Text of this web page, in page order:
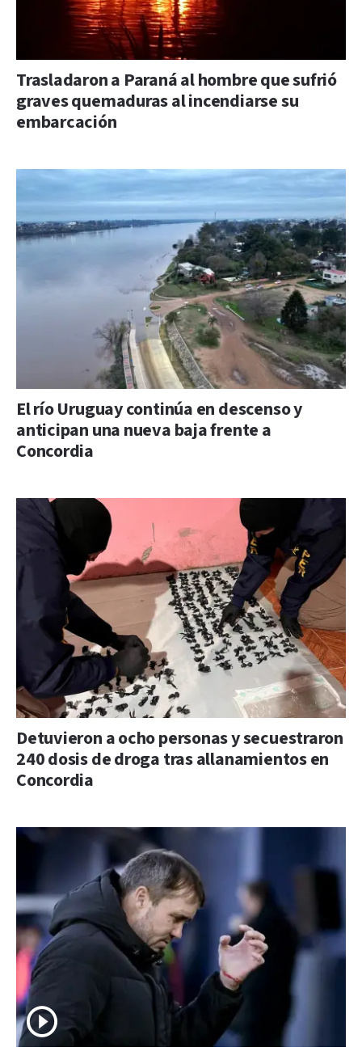
Trasladaron a Paraná al hombre que sufrió
graves quemaduras al incendiarse su
embarcación
El río Uruguay continúa en descenso y
anticipan una nueva baja frente a
Concordia
Detuvieron a ocho personas y secuestraron
240 dosis de droga tras allanamientos en
Concordia